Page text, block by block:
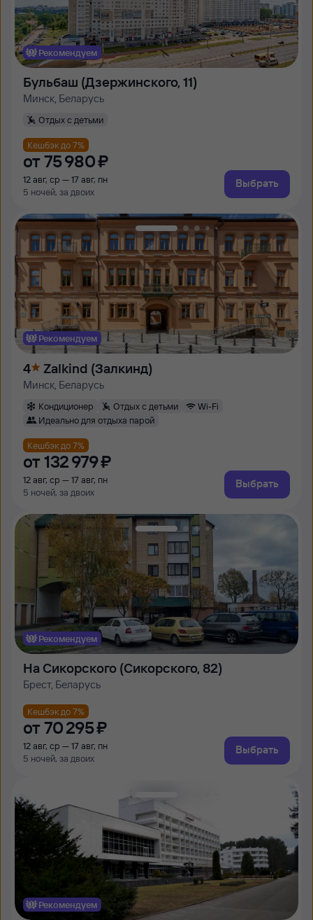
Рекомендуем
Бульбаш (Дзержинского, 11)
Минск, Беларусь
Отдых с детьми
Кешбэк до 7%
от 75 ⁠980 ⁠₽
12 авг, ср — 17 авг, пн
5 ночей, за двоих
Выбрать
Рекомендуем
4 Zalkind (Залкинд)
Минск, Беларусь
Кондиционер Отдых с детьми
Wi-Fi
Идеально для отдыха парой
Кешбэк до 7%
от 132 ⁠979 ⁠₽
12 авг, ср — 17 авг, пн
5 ночей, за двоих
Выбрать
Рекомендуем
На Сикорского (Сикорского, 82)
Брест, Беларусь
Кешбэк до 7%
от 70 ⁠295 ⁠₽
12 авг, ср — 17 авг, пн
5 ночей, за двоих
Выбрать
Рекомендуем